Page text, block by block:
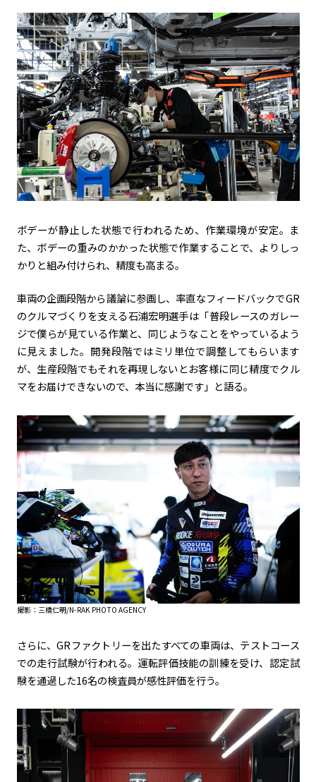
ボデーが静止した状態で行われるため、作業環境が安定。ま
た、ボデーの重みのかかった状態で作業することで、よりしっ
かりと組み付けられ、精度も高まる。
車両の企画段階から議論に参画し、率直なフィードバックでGR
のクルマづくりを支える石浦宏明選手は「普段レースのガレー
ジで僕らが見ている作業と、同じようなことをやっているよう
に見えました。開発段階ではミリ単位で調整してもらいます
が、生産段階でもそれを再現しないとお客様に同じ精度でクル
マをお届けできないので、本当に感謝です」と語る。
撮影：三橋仁明/N-RAK PHOTO AGENCY
さらに、GRファクトリーを出たすべての車両は、テストコース
での走行試験が行われる。運転評価技能の訓練を受け、認定試
験を通過した16名の検査員が感性評価を行う。